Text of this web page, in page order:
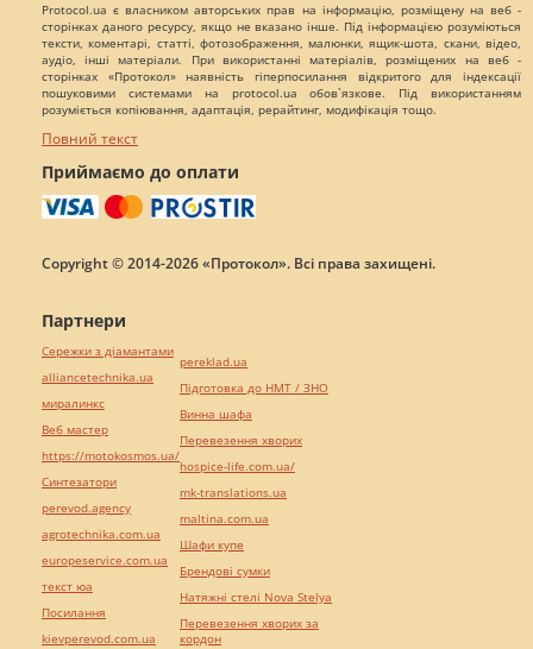
Protocol.ua є власником авторських прав на інформацію, розміщену на веб -
сторінках даного ресурсу, якщо не вказано інше. Під інформацією розуміються
тексти, коментарі, статті, фотозображення, малюнки, ящик-шота, скани, відео,
аудіо, інші матеріали. При використанні матеріалів, розміщених на веб -
сторінках «Протокол» наявність гіперпосилання відкритого для індексації
пошуковими системами на protocol.ua обов`язкове. Під використанням
розуміється копіювання, адаптація, рерайтинг, модифікація тощо.
Повний текст
Приймаємо до оплати
Copyright © 2014-2026 «Протокол». Всі права захищені.
Партнери
Сережки з діамантами
alliancetechnika.ua
миралинкс
Веб мастер
https://motokosmos.ua/
Синтезатори
perevod.agency
agrotechnika.com.ua
europeservice.com.ua
текст юа
Посилання
kievperevod.com.ua
pereklad.ua
Підготовка до НМТ / ЗНО
Винна шафа
Перевезення хворих
hospice-life.com.ua/
mk-translations.ua
maltina.com.ua
Шафи купе
Брендові сумки
Натяжні стелі Nova Stelya
Перевезення хворих за
кордон